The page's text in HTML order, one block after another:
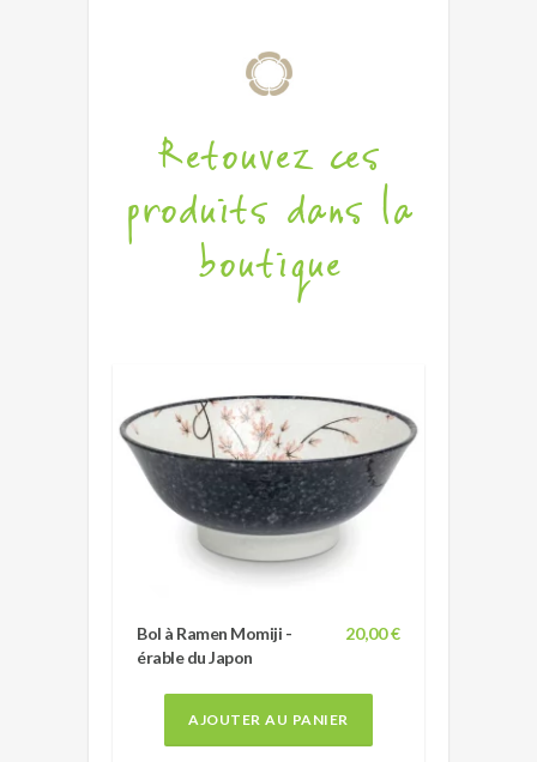
Retouvez ces
produits dans la
boutique
20,00 €
Bol à Ramen Momiji -
érable du Japon
AJOUTER AU PANIER